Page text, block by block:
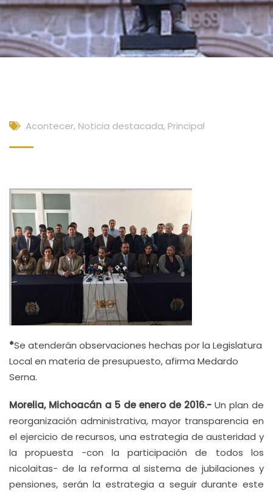
Acontecer, Noticia destacada, Principal
*Se atenderán observaciones hechas por la Legislatura
Local en materia de presupuesto, afirma Medardo
Serna.
Morelia, Michoacán a 5 de enero de 2016.- Un plan de
reorganización administrativa, mayor transparencia en
el ejercicio de recursos, una estrategia de austeridad y
la propuesta -con la participación de todos los
nicolaitas- de la reforma al sistema de jubilaciones y
pensiones, serán la estrategia a seguir durante este